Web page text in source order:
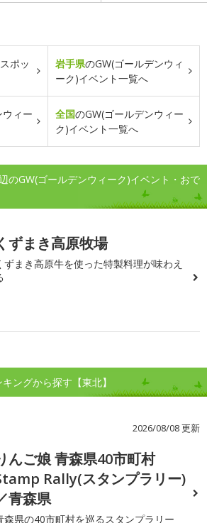
ポッ
岩手県のGW(ゴールデンウィ
ーク)イベント一覧へ
ィー
全国のGW(ゴールデンウィー
ク)イベント一覧へ
のGW(ゴールデンウィーク)イベント・おで
ずまき高原牧場
ずまき高原牛を使った特製料理が味わえ
ングから探す【東北】
2026/08/08 更新
んご娘 青森県40市町村
Rally(スタンプラリー)
青森県
森県の40市町村を巡るスタンプラリー